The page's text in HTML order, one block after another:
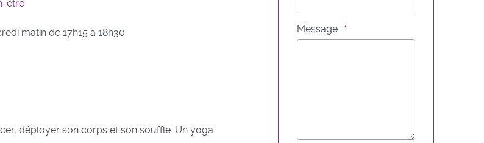
être
matin de 17h15 à 18h30
déployer son corps et son souffle. Un yoga
Message